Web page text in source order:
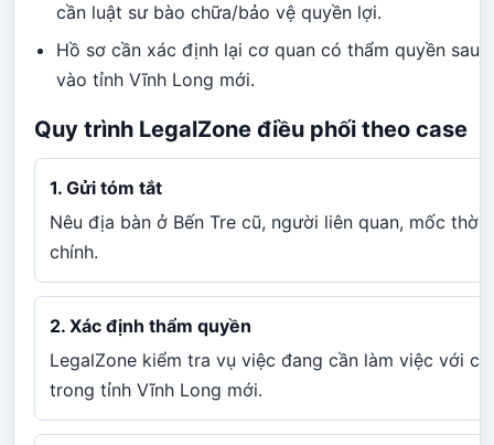
cần luật sư bào chữa/bảo vệ quyền lợi.
Hồ sơ cần xác định lại cơ quan có thẩm quyền sau
vào tỉnh Vĩnh Long mới.
Quy trình LegalZone điều phối theo case
1. Gửi tóm tắt
Nêu địa bàn ở Bến Tre cũ, người liên quan, mốc thời
chính.
2. Xác định thẩm quyền
LegalZone kiểm tra vụ việc đang cần làm việc với
trong tỉnh Vĩnh Long mới.